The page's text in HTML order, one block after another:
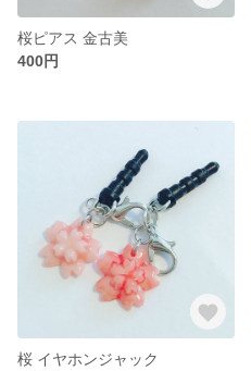
桜ピアス 金古美
400円
桜 イヤホンジャック